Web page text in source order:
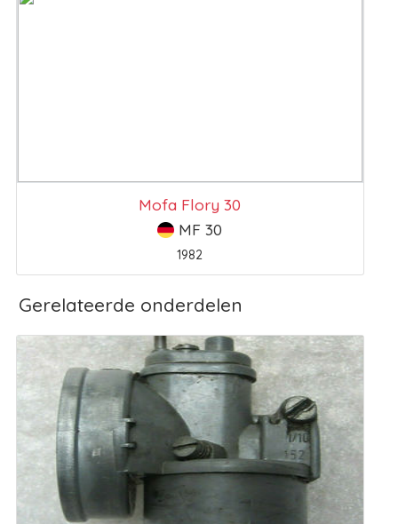
Mofa Flory 30
MF 30
1982
Gerelateerde onderdelen